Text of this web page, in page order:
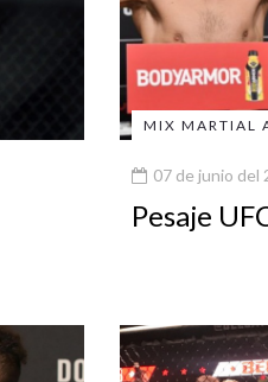
MIX MARTIAL
07 de junio del
Pesaje